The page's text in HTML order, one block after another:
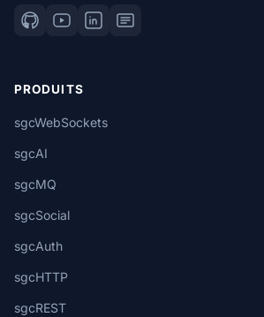
PRODUITS
sgcWebSockets
sgcAI
sgcMQ
sgcSocial
sgcAuth
sgcHTTP
sgcREST